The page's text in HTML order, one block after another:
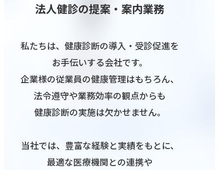
法人健診の提案・案内業務
私たちは、健康診断の導入・受診促進を
お手伝いする会社です。
企業様の従業員の健康管理はもちろん、
法令遵守や業務効率の観点からも
健康診断の実施は欠かせません。
当社では、豊富な経験と実績をもとに、
最適な医療機関との連携や